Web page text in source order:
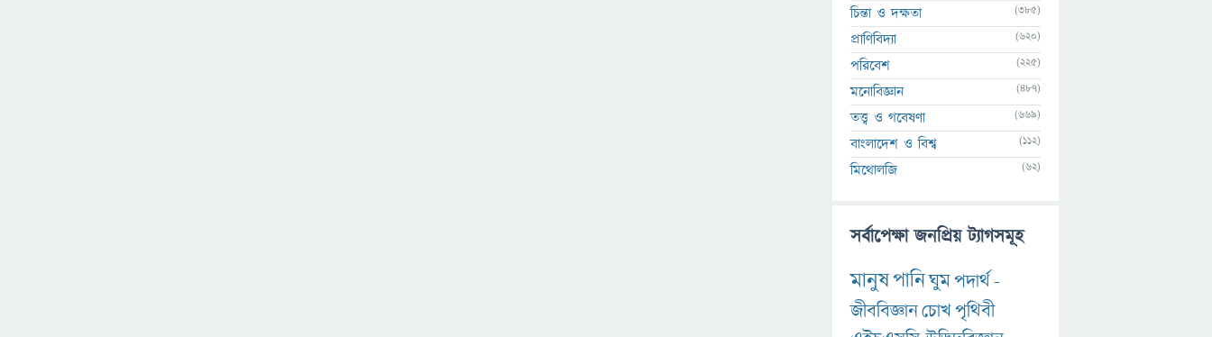
চিন্তা ও দক্ষতা (385)
প্রাণিবিদ্যা (620)
পরিবেশ (225)
মনোবিজ্ঞান (487)
তত্ত্ব ও গবেষণা (669)
বাংলাদেশ ও বিশ্ব (112)
মিথোলজি (62)
সর্বাপেক্ষা জনপ্রিয় ট্যাগসমূহ
মানুষপানিঘুমপদার্থ-
জীববিজ্ঞানচোখপৃথিবী